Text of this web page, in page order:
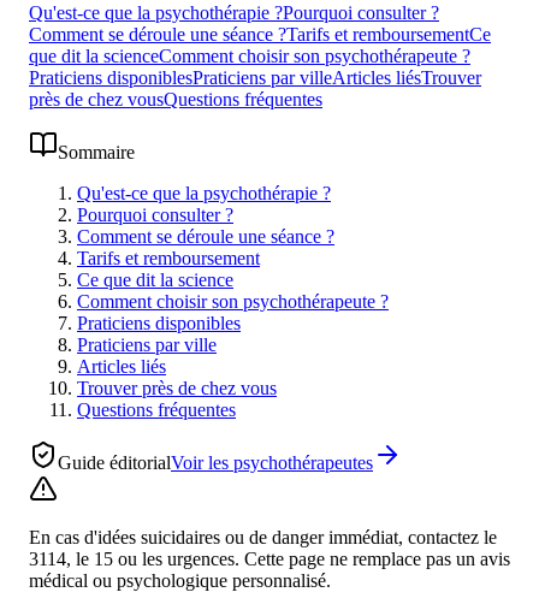
Qu'est-ce que la psychothérapie ?Pourquoi consulter ?
Comment se déroule une séance ?Tarifs et remboursementCe
que dit la scienceComment choisir son psychothérapeute ?
Praticiens disponiblesPraticiens par villeArticles liésTrouver
près de chez vousQuestions fréquentes
Sommaire
Qu'est-ce que la psychothérapie ?
Pourquoi consulter ?
Comment se déroule une séance ?
Tarifs et remboursement
Ce que dit la science
Comment choisir son psychothérapeute ?
Praticiens disponibles
Praticiens par ville
Articles liés
Trouver près de chez vous
Questions fréquentes
Guide éditorialVoir les psychothérapeutes
En cas d'idées suicidaires ou de danger immédiat, contactez le
3114, le 15 ou les urgences. Cette page ne remplace pas un avis
médical ou psychologique personnalisé.